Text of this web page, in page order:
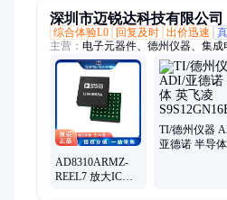
深圳市迈锐达科技有限公司
综合体验L0
回复及时 出价迅速
主营： 电子元器件、德州仪器、集
器、接插件
AD8310ARMZ-
REEL7 放大IC
TI/德州仪器
亚德诺 半导